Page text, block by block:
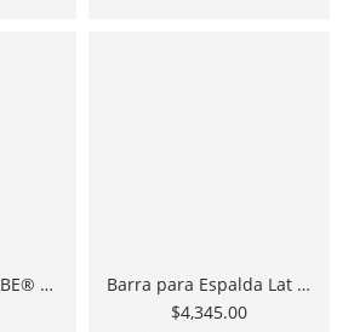
Banda Spri XERTUBE® Extra Heavy Resistance
Barra para Espalda Lat Bar CAP Barbell MB-148R
$4,345.00